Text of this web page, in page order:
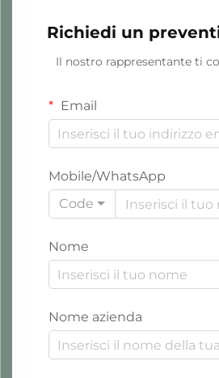
Richiedi un
Il nostro rappresentante ti
Email
Mobile/WhatsApp
Code
Nome
Nome azienda